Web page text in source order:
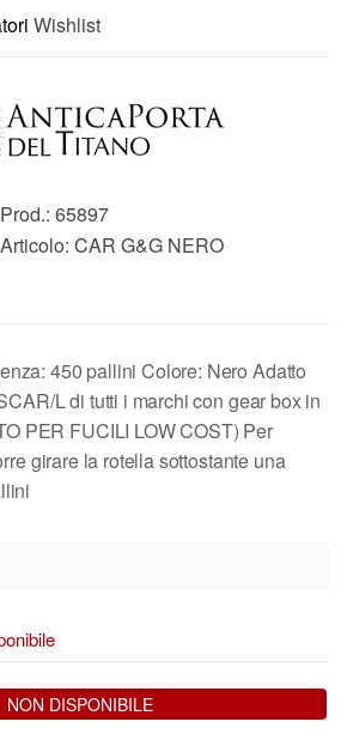
Wishlist
65897
CAR G&G NERO
450 pallini Colore: Nero Adatto
L di tutti i marchi con gear box in
PER FUCILI LOW COST) Per
girare la rotella sottostante una
NON DISPONIBILE